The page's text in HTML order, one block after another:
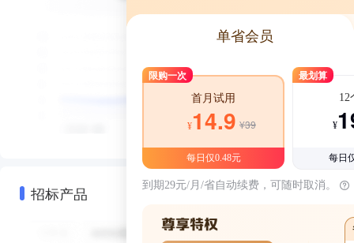
招标产品
单省会员
限购一次
首月试用
¥14.9 ¥39
每日仅0.48元
最划算
12
¥
每日
到期29元/月/省自动续费，可随时取消。